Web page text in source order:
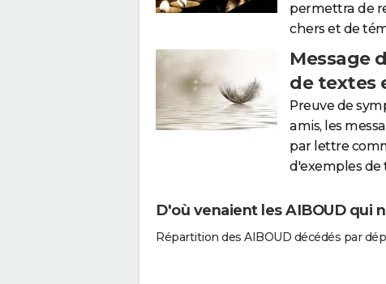
permettra de
chers et de
Message
de textes
Preuve de
amis, les
par lettre
d'exemples de
D'où venaient les AIBOUD qui
Répartition des AIBOUD décédés par